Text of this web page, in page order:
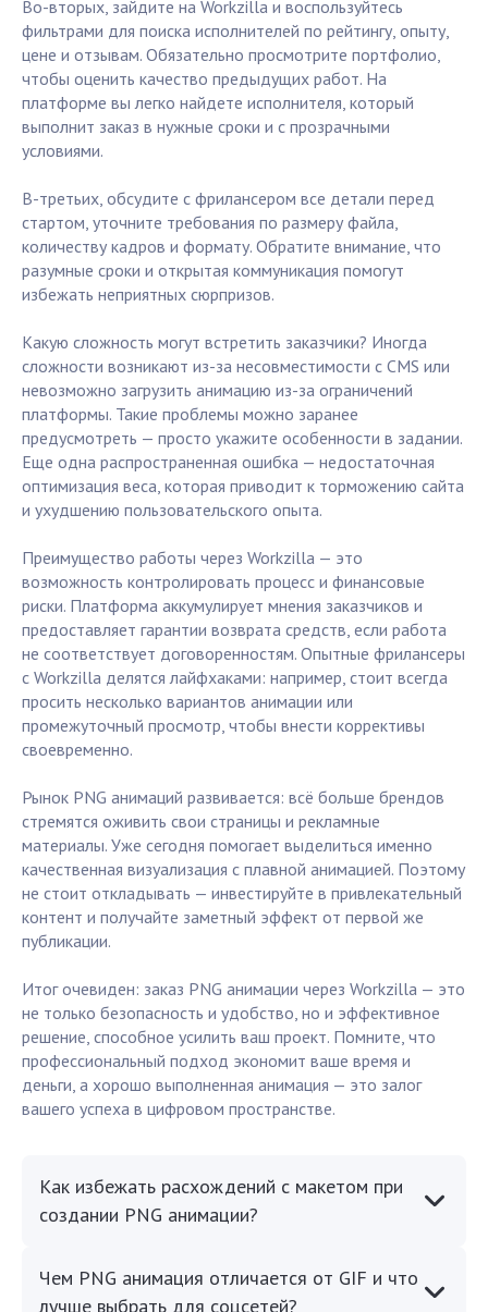
Во-вторых, зайдите на Workzilla и воспользуйтесь
фильтрами для поиска исполнителей по рейтингу, опыту,
цене и отзывам. Обязательно просмотрите портфолио,
чтобы оценить качество предыдущих работ. На
платформе вы легко найдете исполнителя, который
выполнит заказ в нужные сроки и с прозрачными
условиями.
В-третьих, обсудите с фрилансером все детали перед
стартом, уточните требования по размеру файла,
количеству кадров и формату. Обратите внимание, что
разумные сроки и открытая коммуникация помогут
избежать неприятных сюрпризов.
Какую сложность могут встретить заказчики? Иногда
сложности возникают из-за несовместимости с CMS или
невозможно загрузить анимацию из-за ограничений
платформы. Такие проблемы можно заранее
предусмотреть — просто укажите особенности в задании.
Еще одна распространенная ошибка — недостаточная
оптимизация веса, которая приводит к торможению сайта
и ухудшению пользовательского опыта.
Преимущество работы через Workzilla — это
возможность контролировать процесс и финансовые
риски. Платформа аккумулирует мнения заказчиков и
предоставляет гарантии возврата средств, если работа
не соответствует договоренностям. Опытные фрилансеры
с Workzilla делятся лайфхаками: например, стоит всегда
просить несколько вариантов анимации или
промежуточный просмотр, чтобы внести коррективы
своевременно.
Рынок PNG анимаций развивается: всё больше брендов
стремятся оживить свои страницы и рекламные
материалы. Уже сегодня помогает выделиться именно
качественная визуализация с плавной анимацией. Поэтому
не стоит откладывать — инвестируйте в привлекательный
контент и получайте заметный эффект от первой же
публикации.
Итог очевиден: заказ PNG анимации через Workzilla — это
не только безопасность и удобство, но и эффективное
решение, способное усилить ваш проект. Помните, что
профессиональный подход экономит ваше время и
деньги, а хорошо выполненная анимация — это залог
вашего успеха в цифровом пространстве.
Как избежать расхождений с макетом при
создании PNG анимации?
Чем PNG анимация отличается от GIF и что
лучше выбрать для соцсетей?